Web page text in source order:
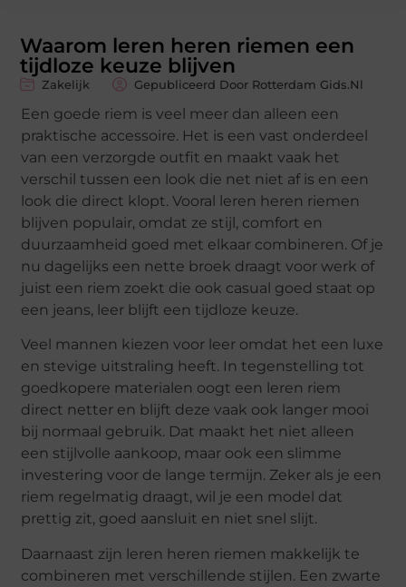
Waarom leren heren riemen een
tijdloze keuze blijven
Zakelijk Gepubliceerd Door Rotterdam Gids.nl
Een goede riem is veel meer dan alleen een
praktische accessoire. Het is een vast onderdeel
van een verzorgde outfit en maakt vaak het
verschil tussen een look die net niet af is en een
look die direct klopt. Vooral leren heren riemen
blijven populair, omdat ze stijl, comfort en
duurzaamheid goed met elkaar combineren. Of je
nu dagelijks een nette broek draagt voor werk of
juist een riem zoekt die ook casual goed staat op
een jeans, leer blijft een tijdloze keuze.
Veel mannen kiezen voor leer omdat het een luxe
en stevige uitstraling heeft. In tegenstelling tot
goedkopere materialen oogt een leren riem
direct netter en blijft deze vaak ook langer mooi
bij normaal gebruik. Dat maakt het niet alleen
een stijlvolle aankoop, maar ook een slimme
investering voor de lange termijn. Zeker als je een
riem regelmatig draagt, wil je een model dat
prettig zit, goed aansluit en niet snel slijt.
Daarnaast zijn leren heren riemen makkelijk te
combineren met verschillende stijlen. Een zwarte